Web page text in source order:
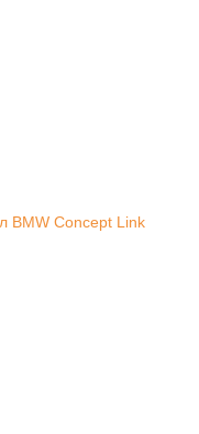
BMW Concept Link